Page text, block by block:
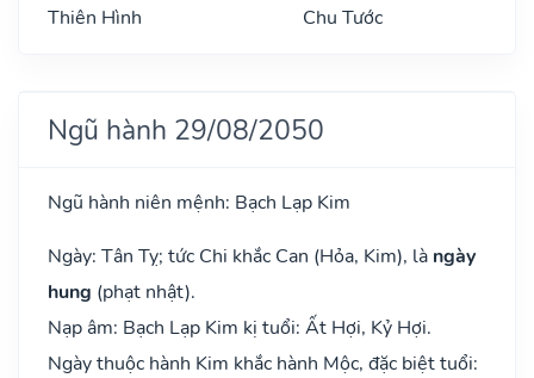
Thiên Hình
Chu Tước
Ngũ hành 29/08/2050
Ngũ hành niên mệnh: Bạch Lạp Kim
Ngày: Tân Tỵ; tức Chi khắc Can (Hỏa, Kim), là ngày
hung (phạt nhật).
Nạp âm: Bạch Lạp Kim kị tuổi: Ất Hợi, Kỷ Hợi.
Ngày thuộc hành Kim khắc hành Mộc, đặc biệt tuổi: